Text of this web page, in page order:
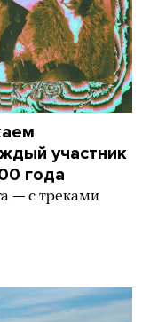
участник
года
— с треками